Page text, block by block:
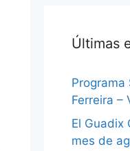
Últimas
Programa
Ferreira –
El Guadix
mes de